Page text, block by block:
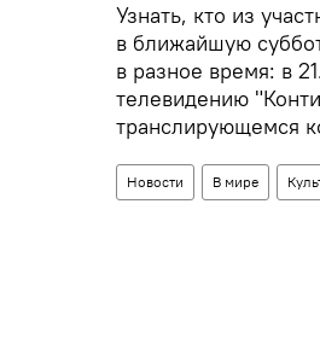
Узнать, кто из
в ближайшую
в разное время: в
телевидению
транслирующемся
Новости В мире